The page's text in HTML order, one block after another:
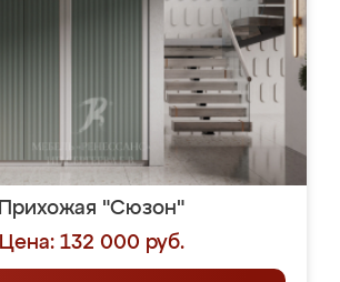
Прихожая "Сюзон"
Цена: 132 000 руб.